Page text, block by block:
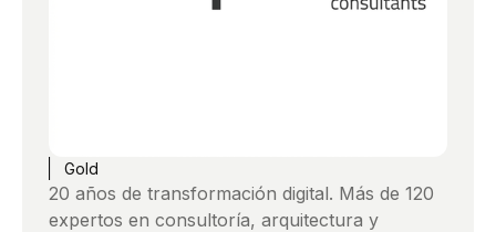
Gold
20 años de transformación digital. Más de 120
expertos en consultoría, arquitectura y